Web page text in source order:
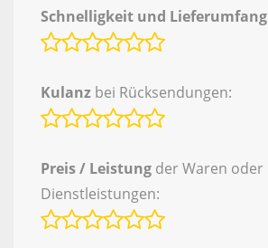
Schnelligkeit und Lieferumfang
Kulanz bei Rücksendungen:
Preis / Leistung der Waren oder
Dienstleistungen: